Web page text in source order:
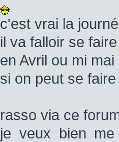
c'est vrai la
il va falloir se
en Avril ou mi mai
si on peut se
rasso via ce
je veux bien me